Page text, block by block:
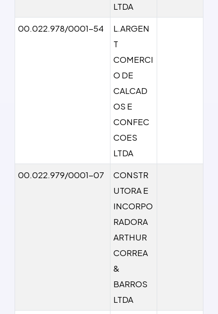
LTDA
00.022.978/0001-54
L.ARGEN
T
COMERCI
O DE
CALCAD
OS E
CONFEC
COES
LTDA
00.022.979/0001-07
CONSTR
UTORA E
INCORPO
RADORA
ARTHUR
CORREA
&
BARROS
LTDA